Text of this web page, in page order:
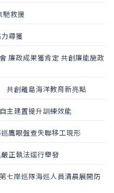
馳救援
尋獲
廉政成果獲肯定 共創廉能施政
共創離島海洋教育新亮點
主建置提升訓練效能
鷹眼盤查失聯移工現形
正執法逕行舉發
七岸巡隊海巡人員清晨展開防